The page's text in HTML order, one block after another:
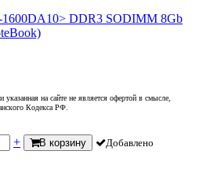
DDR3 SODIMM 8Gb
на сайте не является офертой в смысле,
Кодекса РФ.
+ В корзину Добавлено